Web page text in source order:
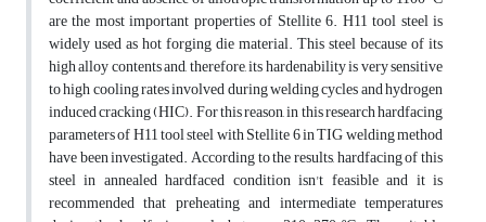
are the most important properties of Stellite 6. H11 tool steel is
widely used as hot forging die material. This steel because of its
high alloy contents and, therefore, its hardenability is very sensitive
to high cooling rates involved during welding cycles and hydrogen
induced cracking (HIC). For this reason, in this research hardfacing
parameters of H11 tool steel with Stellite 6 in TIG welding method
have been investigated. According to the results, hardfacing of this
steel in annealed hardfaced condition isn't feasible and it is
recommended that preheating and intermediate temperatures